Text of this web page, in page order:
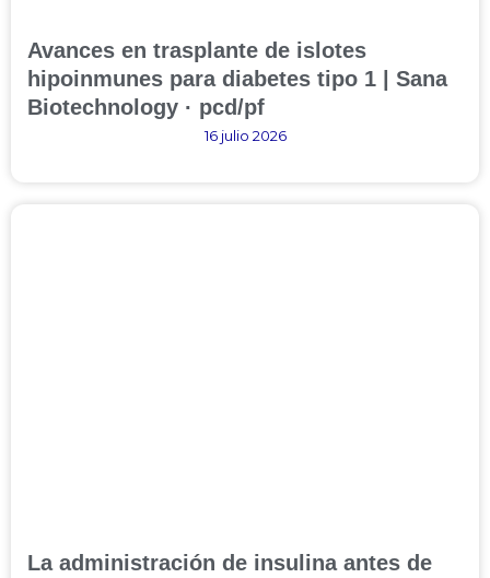
Avances en trasplante de islotes
hipoinmunes para diabetes tipo 1 | Sana
Biotechnology · pcd/pf
16 julio 2026
La administración de insulina antes de